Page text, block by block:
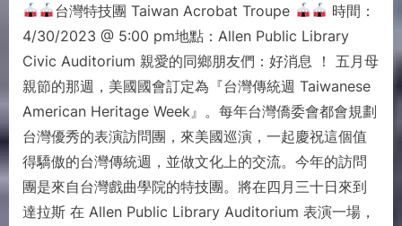
台灣特技團 Taiwan Acrobat Troupe
時間：
4/30/2023 @ 5:00 pm地點：Allen Public Library
Civic Auditorium 親愛的同鄉朋友們：好消息 ！ 五月母
親節的那週，美國國會訂定為『台灣傳統週 Taiwanese
American Heritage Week』。每年台灣僑委會都會規劃
台灣優秀的表演訪問團，來美國巡演，一起慶祝這個值
得驕傲的台灣傳統週，並做文化上的交流。今年的訪問
團是來自台灣戲曲學院的特技團。將在四月三十日來到
達拉斯 在 Allen Public Library Auditorium 表演一場，